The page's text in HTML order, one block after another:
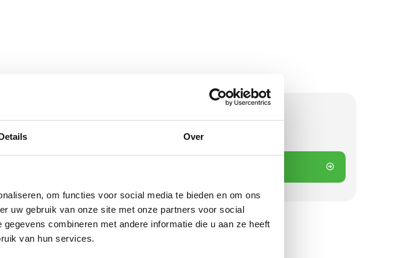
Over
om functies voor social media te bieden en om ons
uw gebruik van onze site met onze partners voor social
combineren met andere informatie die u aan ze heeft
van hun services.
2,